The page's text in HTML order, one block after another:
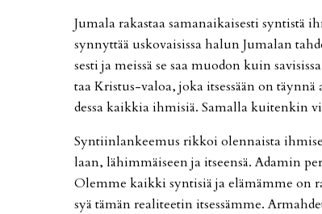
Ju­ma­la ra­kas­taa sa­ma­nai­kai­ses­ti syn­tis­tä
syn­nyt­tää us­ko­vai­sis­sa ha­lun Ju­ma­lan
ses­ti ja meis­sä se saa muo­don kuin
taa Kris­tus-va­loa, joka it­ses­sään on
des­sa kaik­kia ih­mi­siä. Sa­mal­la kui­ten­kin
Syn­tiin­lan­kee­mus rik­koi olen­nais­ta
laan, lä­him­mäi­seen ja it­seen­sä. Ada­min
Olem­me kaik­ki syn­ti­siä ja elä­mäm­me on
syä tä­män re­a­li­tee­tin it­ses­säm­me.